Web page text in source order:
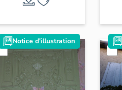
Notice d'illustration